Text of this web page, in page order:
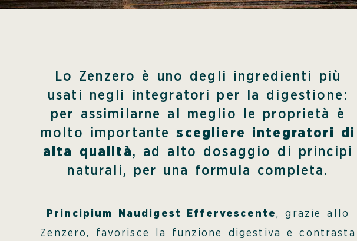
Lo Zenzero è uno degli ingredienti più
usati negli integratori per la digestione:
per assimilarne al meglio le proprietà è
molto importantescegliere integratori di
alta qualità, ad alto dosaggio di principi
naturali, per una formula completa.
Principium Naudigest Effervescente, grazie allo
Zenzero, favorisce la funzione digestiva e contrasta